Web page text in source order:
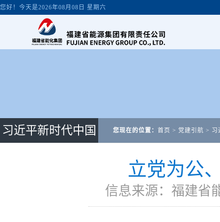
习近平新时代中国
您现在的位置： 首页 > 党建引航 > 习
立党为公
信息来源：福建省